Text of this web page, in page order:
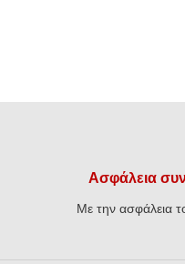
Ασφάλεια
Με την ασφάλεια